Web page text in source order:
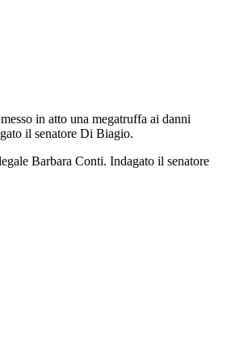
in atto una megatruffa ai danni
il senatore Di Biagio.
Barbara Conti. Indagato il senatore